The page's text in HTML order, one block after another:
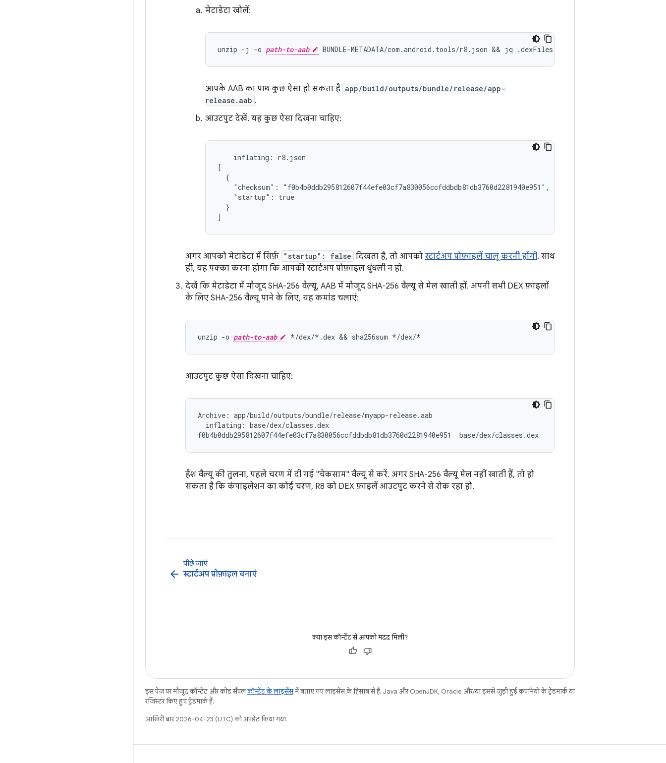
मेटाडेटा खोलें:
unzip -j -o path-to-aab
आपके AAB का पाथ कुछ ऐसा हो सकता है app/build/outputs/bundle/release/app-
release.aab .
आउटपुट देखें. यह कुछ ऐसा दिखना चाहिए:
    inflating: r8.json
[
  {
    "checksum": "f0b4b0ddb295812607f44efe03cf7a830056ccfddbdb81db3760d2281940e951",
    "startup": true
  }
अगर आपको मेटाडेटा में सिर्फ़ "startup": false दिखता है, तो आपको स्टार्टअप प्रोफ़ाइलें चालू करनी होंगी. साथ
ही, यह पक्का करना होगा कि आपकी स्टार्टअप प्रोफ़ाइल धुंधली न हो.
देखें कि मेटाडेटा में मौजूद SHA-256 वैल्यू, AAB में मौजूद SHA-256 वैल्यू से मेल खाती हों. अपनी सभी DEX फ़ाइलों
के लिए SHA-256 वैल्यू पाने के लिए, यह कमांड चलाएं:
unzip -o path-to-aab
आउटपुट कुछ ऐसा दिखना चाहिए:
Archive: app/build/outputs/bundle/release/myapp-release.aab
  inflating: base/dex/classes.dex
हैश वैल्यू की तुलना, पहले चरण में दी गई "चेकसाम" वैल्यू से करें. अगर SHA-256 वैल्यू मेल नहीं खाती हैं, तो हो
सकता है कि कंपाइलेशन का कोई चरण, R8 को DEX फ़ाइलें आउटपुट करने से रोक रहा हो.
पीछे जाएं
arrow_back स्टार्टअप प्रोफ़ाइल बनाएं
क्या इस कॉन्टेंट से आपको मदद मिली?
इस पेज पर मौजूद कॉन्टेंट और कोड सैंपलकॉन्टेंट के लाइसेंसमें बताए गए लाइसेंस के हिसाब से हैं. Java और OpenJDK, Oracle और/या इससे जुड़ी हुई कंपनियों के ट्रेडमार्क या
रजिस्टर किए हुए ट्रेडमार्क हैं.
आखिरी बार 2026-04-23 (UTC) को अपडेट किया गया.